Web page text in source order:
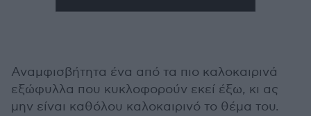
Αναμφισβήτητα ένα από τα πιο καλοκαιρινά
εξώφυλλα που κυκλοφορούν εκεί έξω, κι ας
μην είναι καθόλου καλοκαιρινό το θέμα του.